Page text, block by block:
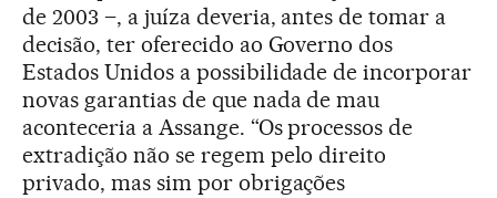
de 2003 –, a juíza deveria, antes de tomar a
decisão, ter oferecido ao Governo dos
Estados Unidos a possibilidade de incorporar
novas garantias de que nada de mau
aconteceria a Assange. “Os processos de
extradição não se regem pelo direito
privado, mas sim por obrigações